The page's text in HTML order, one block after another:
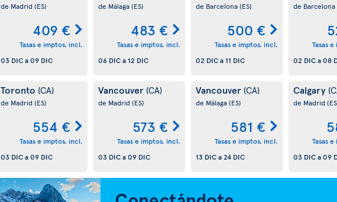
de Madrid(ES)
409 €
Tasas e imptos. incl.
03 DICa09 DIC
de Málaga(ES)
483 €
Tasas e imptos. incl.
06 DICa 12 DIC
de Barcelona(ES)
500 €
Tasas e imptos. incl.
02 DICa 11 DIC
de Barcelona
Tasas
02 DICa08
Toronto (CA)
de Madrid(ES)
554 €
Tasas e imptos. incl.
03 DICa09 DIC
Vancouver (CA)
de Madrid(ES)
573 €
Tasas e imptos. incl.
03 DICa09 DIC
Vancouver (CA)
de Málaga(ES)
581 €
Tasas e imptos. incl.
13 DICa24 DIC
Calgary
de Madrid
Tasas
03 DICa09